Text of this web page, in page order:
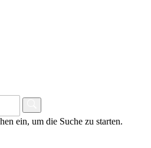
ein, um die Suche zu starten.